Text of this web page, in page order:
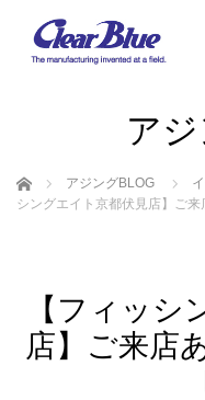
ア
ホーム アジングBLOG
シングエイト京都伏見店】ご来
【フィッシ
店】ご来店